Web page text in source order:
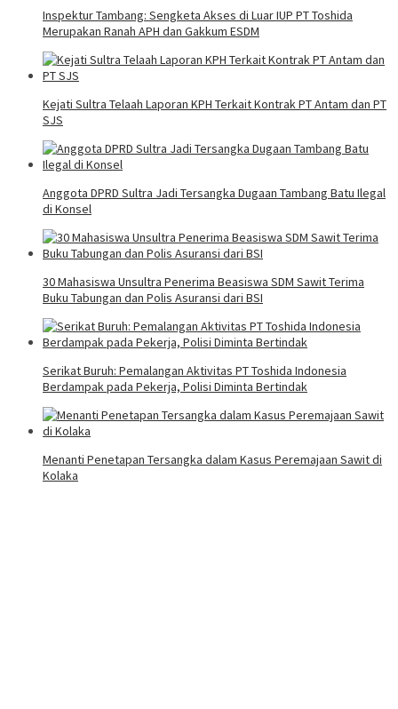
Inspektur Tambang: Sengketa Akses di Luar IUP PT Toshida
Merupakan Ranah APH dan Gakkum ESDM
Kejati Sultra Telaah Laporan KPH Terkait Kontrak PT Antam dan PT
SJS
Anggota DPRD Sultra Jadi Tersangka Dugaan Tambang Batu Ilegal
di Konsel
30 Mahasiswa Unsultra Penerima Beasiswa SDM Sawit Terima
Buku Tabungan dan Polis Asuransi dari BSI
Serikat Buruh: Pemalangan Aktivitas PT Toshida Indonesia
Berdampak pada Pekerja, Polisi Diminta Bertindak
Menanti Penetapan Tersangka dalam Kasus Peremajaan Sawit di
Kolaka